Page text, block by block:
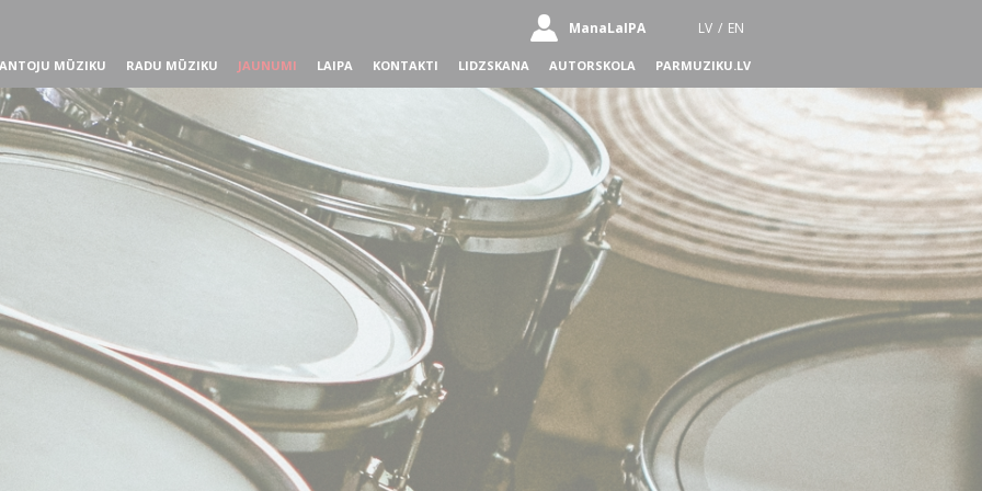
ManaLaIPA LV / EN
MŪZIKU RADU MŪZIKU JAUNUMI LAIPA KONTAKTI LIDZSKANA AUTORSKOLA PARMUZIKU.LV